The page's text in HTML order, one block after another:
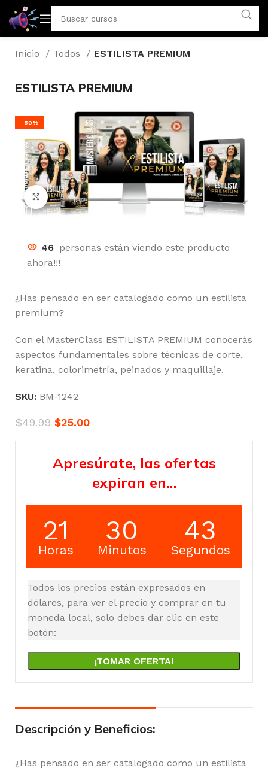
Inicio Todos ESTILISTA PREMIUM
ESTILISTA PREMIUM
-50%
Click to enlarge
23
personas están viendo este producto
ahora!!!
¿Has pensado en ser catalogado como un estilista
premium?
Con el MasterClass ESTILISTA PREMIUM conocerás
aspectos fundamentales sobre técnicas de corte,
keratina, colorimetría, peinados y maquillaje.
SKU: BM-1242
$49.99 $25.00
Apresúrate, las ofertas
expiran en…
21
Horas
30
Minutos
43
Segundos
Todos los precios están expresados en
dólares, para ver el precio y comprar en tu
moneda local, solo debes dar clic en este
botón:
¡TOMAR OFERTA!
Descripción y Beneficios:
¿Has pensado en ser catalogado como un estilista